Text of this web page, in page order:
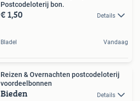
Postcodeloterij bon.
€ 1,50 Details
Bladel Vandaag
Reizen & Overnachten postcodeloterij
voordeelbonnen
Bieden Details